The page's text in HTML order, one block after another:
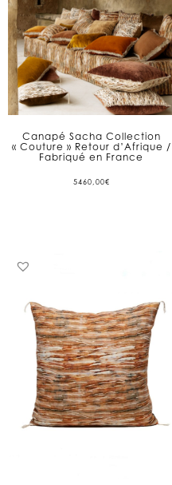
Canapé Sacha Collection
« Couture » Retour d’Afrique /
Fabriqué en France
5460,00€